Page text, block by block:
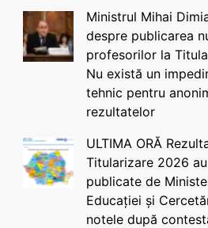
Ministrul Mihai
despre publicarea
profesorilor la
Nu există un
tehnic pentru
rezultatelor
ULTIMA ORĂ
Titularizare 2026
publicate de
Educației și
notele după